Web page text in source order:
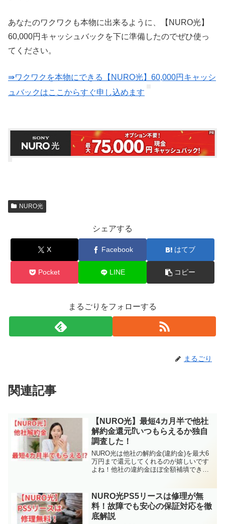
あなたのワクワクも本物に出来るように、【NURO光】
60,000円キャッシュバックを下に準備したのでぜひ使っ
てください。
⇛ワクワクを本物にできる【NURO光】60,000円キャッシ
ュバックはここからすぐ申し込めます
NURO光
シェアする
X Facebook はてブ
Pocket LINE コピー
まるごりをフォローする
まるごり
関連記事
【NURO光】最短4カ月半で他社
解約金還元⁉いつもらえるか独自
調査した！
NURO光は他社の解約金(違約金)を最大6
万円まで還元してくれるのが嬉しいです
よね！他社の違約金ほぼ全額補填できる
「他社解約金が受け取れる最短の期間が
しりたい！」「ホー...
NURO光PS5リースは修理が無
料！故障でも安心の保証対応を徹
底解説